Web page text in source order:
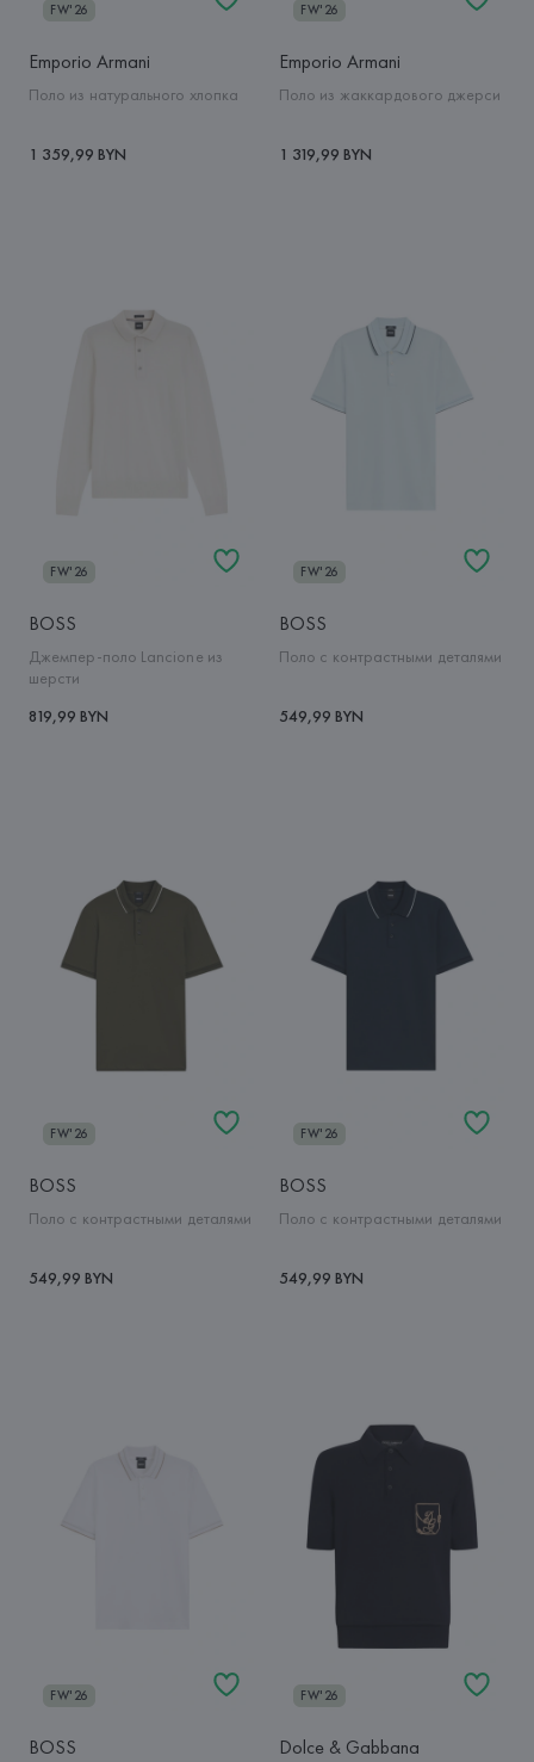
FW'26
Emporio Armani
Поло из натурального хлопка
1 359,99 BYN
FW'26
Emporio Armani
Поло из жаккардового джерси
1 319,99 BYN
FW'26
BOSS
Джемпер-поло Lancione из
шерсти
819,99 BYN
FW'26
BOSS
Поло с контрастными деталями
549,99 BYN
FW'26
BOSS
Поло с контрастными деталями
549,99 BYN
FW'26
BOSS
Поло с контрастными деталями
549,99 BYN
FW'26
BOSS
FW'26
Dolce & Gabbana